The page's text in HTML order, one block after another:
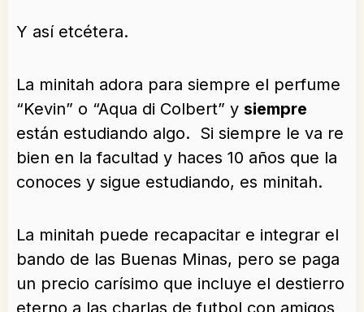
Y así etcétera.
La minitah adora para siempre el perfume
“Kevin” o “Aqua di Colbert” y siempre
están estudiando algo. Si siempre le va re
bien en la facultad y haces 10 años que la
conoces y sigue estudiando, es minitah.
La minitah puede recapacitar e integrar el
bando de las Buenas Minas, pero se paga
un precio carísimo que incluye el destierro
eterno a las charlas de futbol con amigos